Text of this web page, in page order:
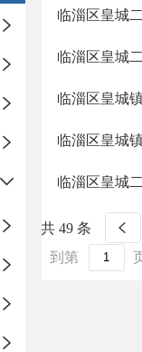
临淄区皇城
临淄区皇城
临淄区皇城
临淄区皇城
临淄区皇城
共 49 条
到第